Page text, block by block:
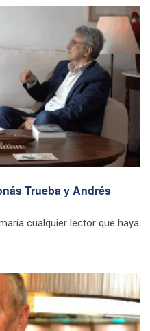
Trueba y Andrés
cualquier lector que haya